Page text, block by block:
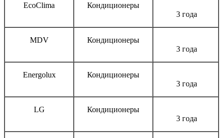
EcoClima
Кондиционеры
3 года
MDV
Кондиционеры
3 года
Energolux
Кондиционеры
3 года
LG
Кондиционеры
3 года